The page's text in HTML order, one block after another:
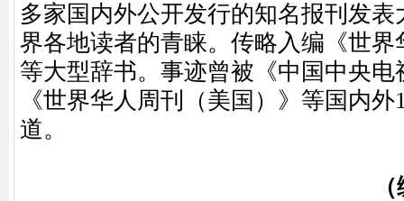
多家国内外公开发行的知名报刊发
界各地读者的青睐。传略入编《世
等大型辞书。事迹曾被《中国中央电
《世界华人周刊（美国）》等国内
道。